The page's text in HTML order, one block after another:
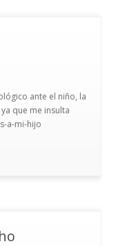
ante el niño, la
que me insulta
a-mi-hijo